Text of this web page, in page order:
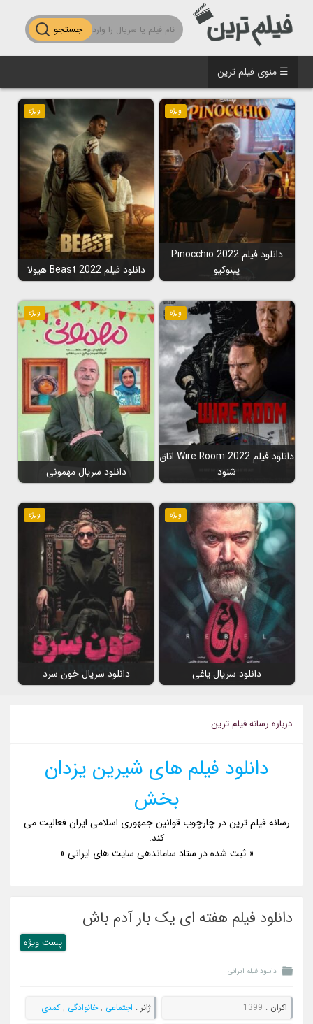
جستجو
☰ منوی فیلم ترین
ویژه
دانلود فیلم Pinocchio 2022
پینوکیو
ویژه
دانلود فیلم Beast 2022 هیولا
ویژه
دانلود فیلم Wire Room 2022 اتاق
شنود
ویژه
دانلود سریال مهمونی
ویژه
دانلود سریال یاغی
ویژه
دانلود سریال خون سرد
درباره رسانه فیلم ترین
دانلود فیلم های شیرین یزدان
بخش
رسانه فیلم ترین در چارچوب قوانین جمهوری اسلامی ایران فعالیت می
کند.
« ثبت شده در ستاد ساماندهی سایت های ایرانی »
دانلود فیلم هفته ای یک بار آدم باش
پست ويژه
دانلود فیلم ایرانی
اکران : 1399 ژانر : اجتماعی ,خانوادگی ,کمدی